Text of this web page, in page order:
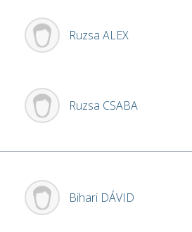
Ruzsa ALEX
Ruzsa CSABA
Bihari DÁVID